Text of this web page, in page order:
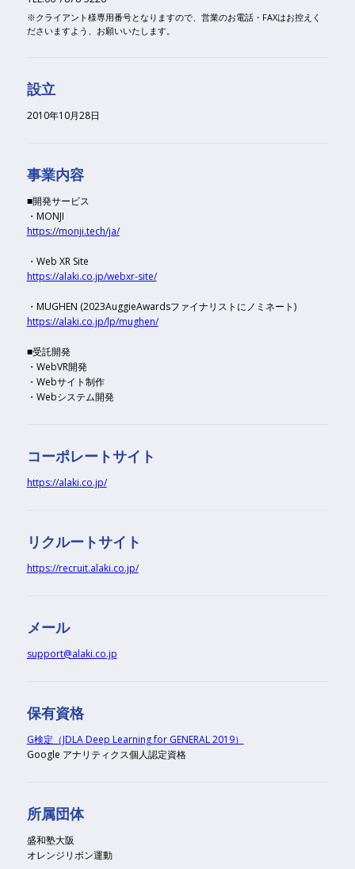
※クライアント様専用番号となりますので、営業のお電話・FAXはお控えく
ださいますよう、お願いいたします。
設立
2010年10月28日
事業内容
■開発サービス
・MONJI
https://monji.tech/ja/
・Web XR Site
https://alaki.co.jp/webxr-site/
・MUGHEN (2023AuggieAwardsファイナリストにノミネート)
https://alaki.co.jp/lp/mughen/
■受託開発
・WebVR開発
・Webサイト制作
・Webシステム開発
コーポレートサイト
https://alaki.co.jp/
リクルートサイト
https://recruit.alaki.co.jp/
メール
support@alaki.co.jp
保有資格
G検定（JDLA Deep Learning for GENERAL 2019）
Google アナリティクス個人認定資格
所属団体
盛和塾大阪
オレンジリボン運動